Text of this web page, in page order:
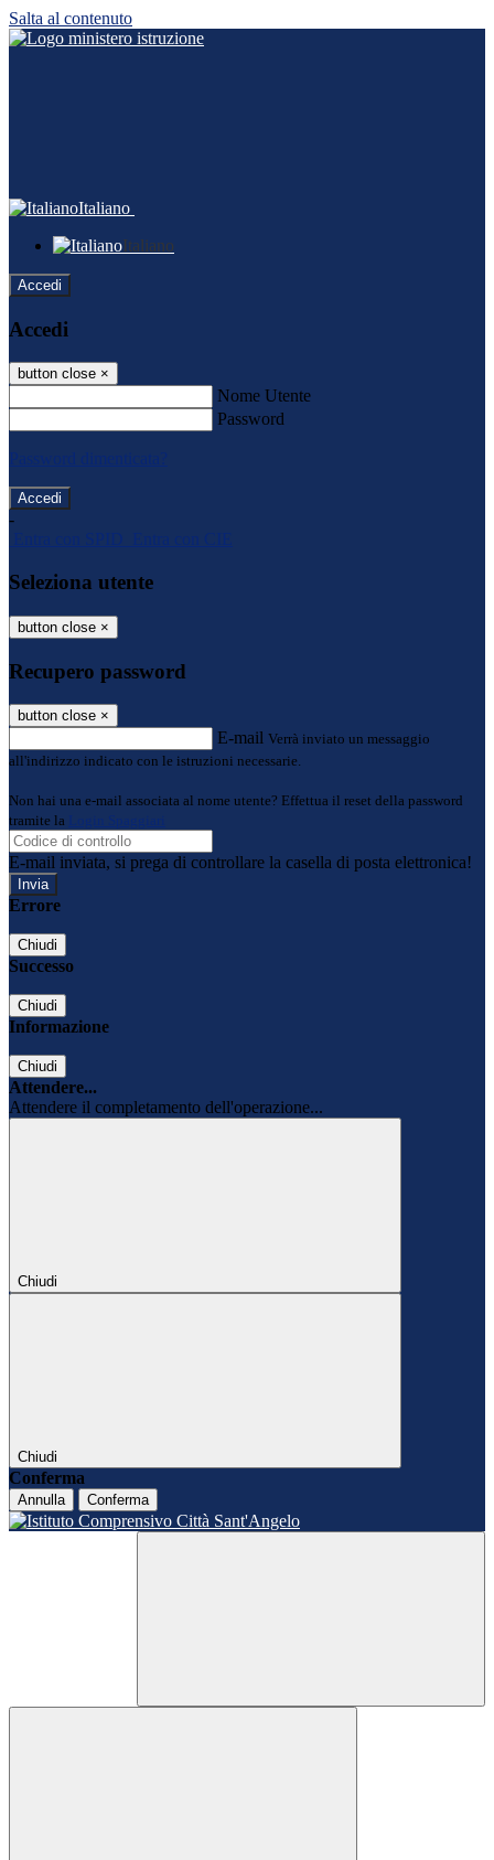
Salta al contenuto
Italiano
Italiano
Accedi
Accedi
button close ×
Nome Utente
Password
Password dimenticata?
-
Entra con SPID
Entra con CIE
Seleziona utente
button close ×
Recupero password
button close ×
E-mail Verrà inviato un messaggio
all'indirizzo indicato con le istruzioni necessarie.
Non hai una e-mail associata al nome utente? Effettua il reset della password
tramite la
Login Spaggiari
E-mail inviata, si prega di controllare la casella di posta elettronica!
Errore
Chiudi
Successo
Chiudi
Informazione
Chiudi
Attendere...
Attendere il completamento dell'operazione...
Chiudi
Chiudi
Conferma
Annulla Conferma